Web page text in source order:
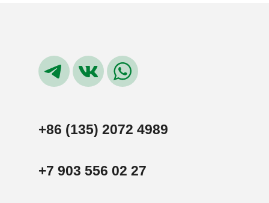
+86 (135) 2072 4989
+7 903 556 02 27